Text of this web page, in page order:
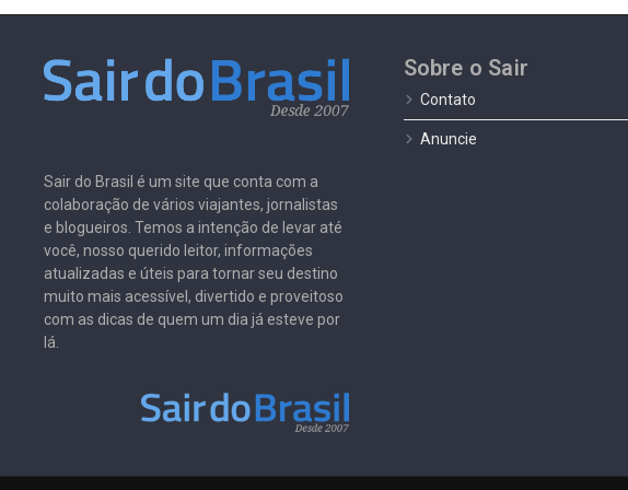
Sair do Brasil é um site que conta com a
colaboração de vários viajantes, jornalistas
e blogueiros. Temos a intenção de levar até
você, nosso querido leitor, informações
atualizadas e úteis para tornar seu destino
muito mais acessível, divertido e proveitoso
com as dicas de quem um dia já esteve por
lá.
Sobre o Sair
Contato
Anuncie